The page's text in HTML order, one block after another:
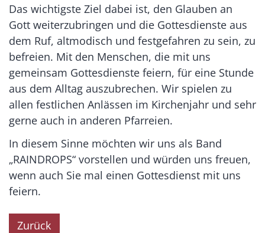
Das wichtigste Ziel dabei ist, den Glauben an
Gott weiterzubringen und die Gottesdienste aus
dem Ruf, altmodisch und festgefahren zu sein, zu
befreien. Mit den Menschen, die mit uns
gemeinsam Gottesdienste feiern, für eine Stunde
aus dem Alltag auszubrechen. Wir spielen zu
allen festlichen Anlässen im Kirchenjahr und sehr
gerne auch in anderen Pfarreien.
In diesem Sinne möchten wir uns als Band
„RAINDROPS“ vorstellen und würden uns freuen,
wenn auch Sie mal einen Gottesdienst mit uns
feiern.
Zurück